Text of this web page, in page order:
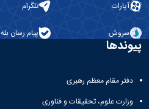
آپارات تلگرام
سروش پیام رسان بله
پیوندها
دفتر مقام معظم رهبری
وزارت علوم، تحقیقات و فناوری